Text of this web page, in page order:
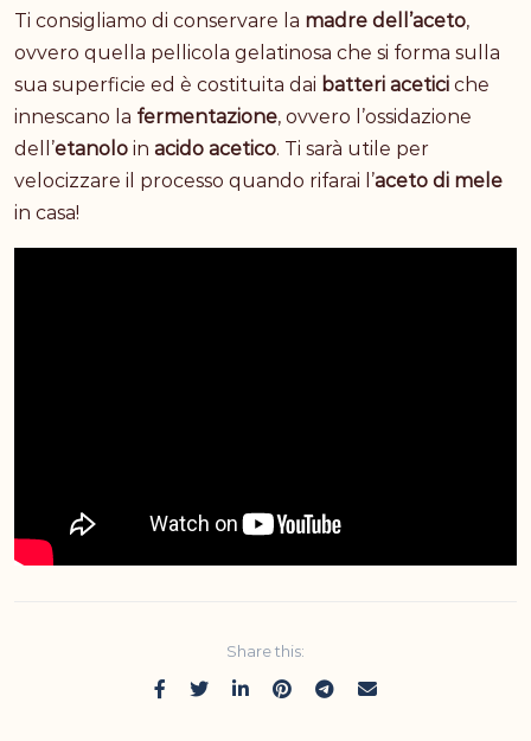
Ti consigliamo di conservare la madre dell’aceto,
ovvero quella pellicola gelatinosa che si forma sulla
sua superficie ed è costituita dai batteri acetici che
innescano la fermentazione, ovvero l’ossidazione
dell’etanolo in acido acetico. Ti sarà utile per
velocizzare il processo quando rifarai l’aceto di mele
in casa!
Share this: